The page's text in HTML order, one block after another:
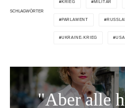
SCHLAGWÖRTER
KRIEG MILITÄR
PARLAMENT
UKRAINE-KRIEG USA
"Aber alle